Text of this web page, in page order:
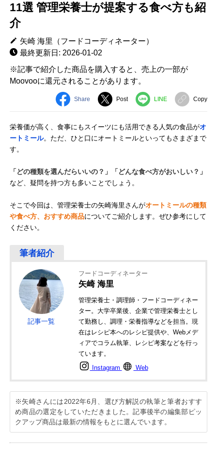
11選 管理栄養士が提案する食べ方も紹
介
矢崎 海里（フードコーディネーター）
最終更新日: 2026-01-02
※記事で紹介した商品を購入すると、売上の一部が
Moovooに還元されることがあります。
Share Post LINE Copy
栄養価が高く、食事にもスイーツにも活用できる人気の食品がオ
ートミール。ただ、ひと口にオートミールといってもさまざまで
す。
「どの種類を選んだらいいの？」「どんな食べ方がおいしい？」
など、疑問を持つ方も多いことでしょう。
そこで今回は、管理栄養士の矢崎海里さんがオートミールの種類
や食べ方、おすすめ商品についてご紹介します。ぜひ参考にして
ください。
記事一覧
フードコーディネーター
矢崎 海里
管理栄養士・調理師・フードコーディネー
ター。大学卒業後、企業で管理栄養士とし
て勤務し、調理・栄養指導などを担当。現
在はレシピ本へのレシピ提供や、Webメデ
ィアでコラム執筆、レシピ考案などを行っ
ています。
Instagram Web
※矢崎さんには2022年6月、選び方解説の執筆と筆者おすす
め商品の選定をしていただきました。記事後半の編集部ピッ
クアップ商品は最新の情報をもとに選んでいます。